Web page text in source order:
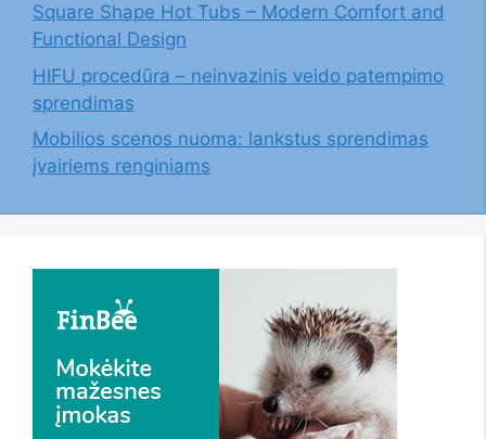
Square Shape Hot Tubs – Modern Comfort and
Functional Design
HIFU procedūra – neinvazinis veido patempimo
sprendimas
Mobilios scenos nuoma: lankstus sprendimas
įvairiems renginiams